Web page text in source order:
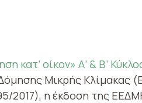
κατ’ οίκον» Α’ & Β’
Μικρής Κλίμακας
η έκδοση της